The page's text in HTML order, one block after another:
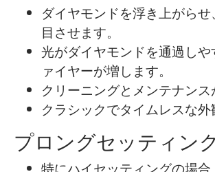
ダイヤモンドを浮き上がら
目させます。
光がダイヤモンドを通過し
ァイヤーが増します。
クリーニングとメンテナン
クラシックでタイムレスな外
プロングセッティン
特にハイセッティングの場